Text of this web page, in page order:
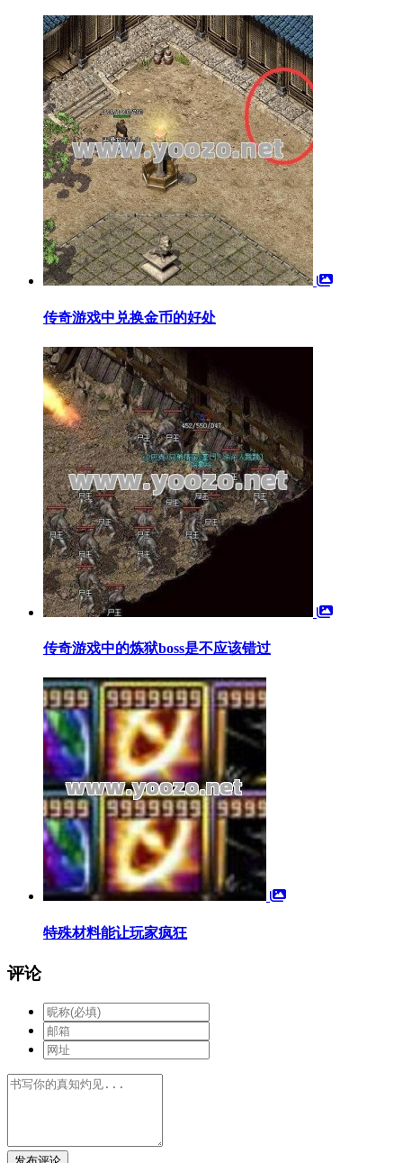
传奇游戏中兑换金币的好处
传奇游戏中的炼狱boss是不应该错过
特殊材料能让玩家疯狂
评论